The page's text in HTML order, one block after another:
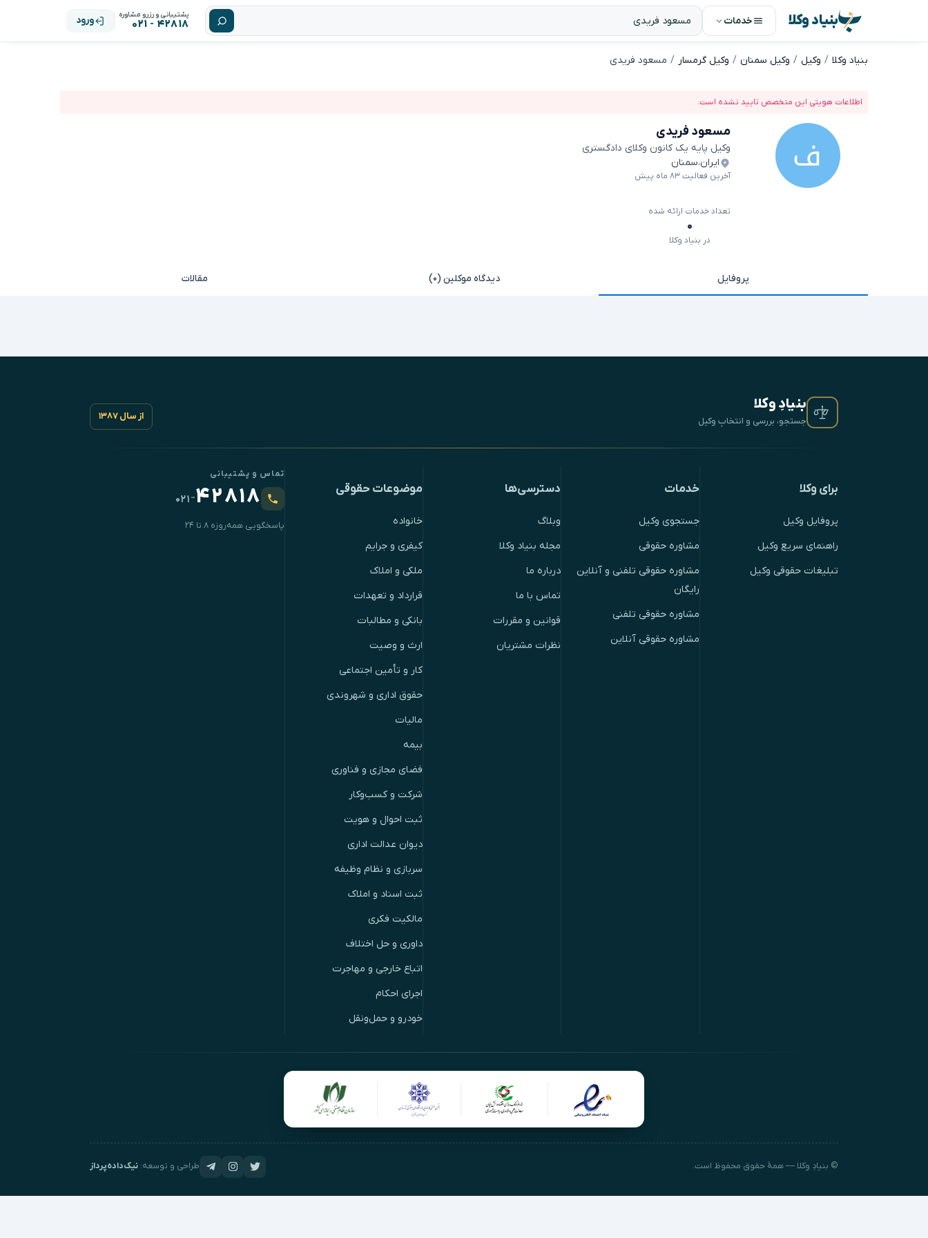
بنیاد وکلا خدمات پشتیبانی و رزرو مشاوره
۴۲۸۱۸ - ۰۲۱ ورود
بنیاد وکلا وکیل وکیل سمنان وکیل گرمسار مسعود فریدی
اطلاعات هویتی این متخصص تایید نشده است.
مسعود فریدی
وکیل پایه یک کانون وکلای دادگستری
ایران،سمنان
آخرین فعالیت ۸۳ ماه پیش
تعداد خدمات ارائه شده
۰
در بنیاد وکلا
پروفایل دیدگاه موکلین (۰) مقالات
بنیادِ وکلا
جستجو، بررسی و انتخابِ وکیل از سال ۱۳۸۷
برای وکلا
پروفایل وکیل
راهنمای سریع وکیل
تبلیغات حقوقی وکیل
خدمات
جستجوی وکیل
مشاوره حقوقی
مشاوره حقوقی تلفنی و آنلاین
رایگان
مشاوره حقوقی تلفنی
مشاوره حقوقی آنلاین
دسترسی‌ها
وبلاگ
مجله بنیاد وکلا
درباره ما
تماس با ما
قوانین و مقررات
نظرات مشتریان
موضوعات حقوقی
خانواده
کیفری و جرایم
ملکی و املاک
قرارداد و تعهدات
بانکی و مطالبات
ارث و وصیت
کار و تأمین اجتماعی
حقوق اداری و شهروندی
مالیات
بیمه
فضای مجازی و فناوری
شرکت و کسب‌وکار
ثبت احوال و هویت
دیوان عدالت اداری
سربازی و نظام وظیفه
ثبت اسناد و املاک
مالکیت فکری
داوری و حل اختلاف
اتباع خارجی و مهاجرت
اجرای احکام
خودرو و حمل‌ونقل
تماس و پشتیبانی
۴۲۸۱۸-۰۲۱
پاسخگویی همه‌روزه ۸ تا ۲۴
© بنیادِ وکلا — همهٔ حقوق محفوظ است. طراحی و توسعه: نیک‌داده‌پرداز